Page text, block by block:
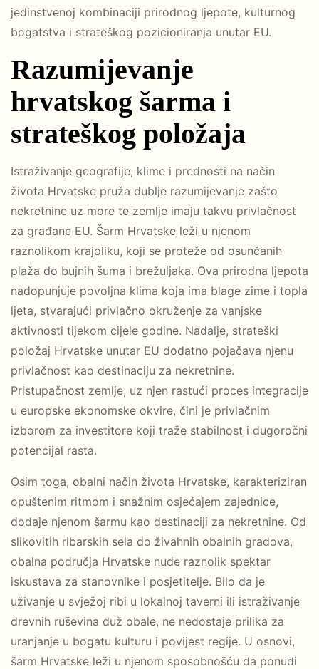
jedinstvenoj kombinaciji prirodnog ljepote, kulturnog
bogatstva i strateškog pozicioniranja unutar EU.
Razumijevanje
hrvatskog šarma i
strateškog položaja
Istraživanje geografije, klime i prednosti na način
života Hrvatske pruža dublje razumijevanje zašto
nekretnine uz more te zemlje imaju takvu privlačnost
za građane EU. Šarm Hrvatske leži u njenom
raznolikom krajoliku, koji se proteže od osunčanih
plaža do bujnih šuma i brežuljaka. Ova prirodna ljepota
nadopunjuje povoljna klima koja ima blage zime i topla
ljeta, stvarajući privlačno okruženje za vanjske
aktivnosti tijekom cijele godine. Nadalje, strateški
položaj Hrvatske unutar EU dodatno pojačava njenu
privlačnost kao destinaciju za nekretnine.
Pristupačnost zemlje, uz njen rastući proces integracije
u europske ekonomske okvire, čini je privlačnim
izborom za investitore koji traže stabilnost i dugoročni
potencijal rasta.
Osim toga, obalni način života Hrvatske, karakteriziran
opuštenim ritmom i snažnim osjećajem zajednice,
dodaje njenom šarmu kao destinaciji za nekretnine. Od
slikovitih ribarskih sela do živahnih obalnih gradova,
obalna područja Hrvatske nude raznolik spektar
iskustava za stanovnike i posjetitelje. Bilo da je
uživanje u svježoj ribi u lokalnoj taverni ili istraživanje
drevnih ruševina duž obale, ne nedostaje prilika za
uranjanje u bogatu kulturu i povijest regije. U osnovi,
šarm Hrvatske leži u njenom sposobnošću da ponudi